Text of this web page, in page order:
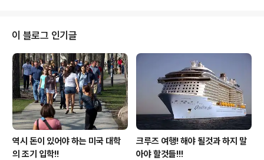
제품이라 최고의 각광을 받을거라 생각을 합니다. 허나 그
들 제품이 대중에게 출시가 되기전에 좁게 선택이 된 사용
자들에게 자사의 제품을 쓰게 하고 그 후기평을 듣고 다시
보완을 하는 경우를 거치게 되나 문제는 대다수의 대중이
지적을 하는 아니 불편한 점을 간과하게 된다는 겁니다. 그
래서 최소한 5년 정도의 시간을 거..
이 블로그 인기글
역시 돈이 있어야 하는 미국 대학
의 조기 입학!!
크루즈 여행! 해야 될것과 하지 말
아야 할것들!!!